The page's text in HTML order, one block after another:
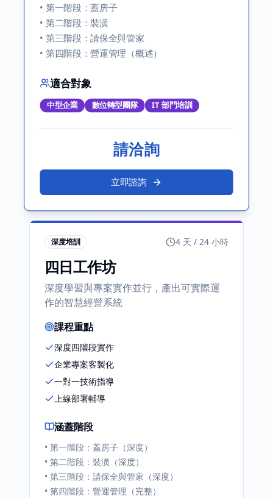
• 第一階段：蓋房子
• 第二階段：裝潢
• 第三階段：請保全與管家
• 第四階段：營運管理（概述）
適合對象
中型企業 數位轉型團隊 IT 部門培訓
請洽詢
立即諮詢
深度培訓 4 天 / 24 小時
四日工作坊
深度學習與專案實作並行，產出可實際運
作的智慧經營系統
課程重點
深度四階段實作
企業專案客製化
一對一技術指導
上線部署輔導
涵蓋階段
• 第一階段：蓋房子（深度）
• 第二階段：裝潢（深度）
• 第三階段：請保全與管家（深度）
• 第四階段：營運管理（完整）